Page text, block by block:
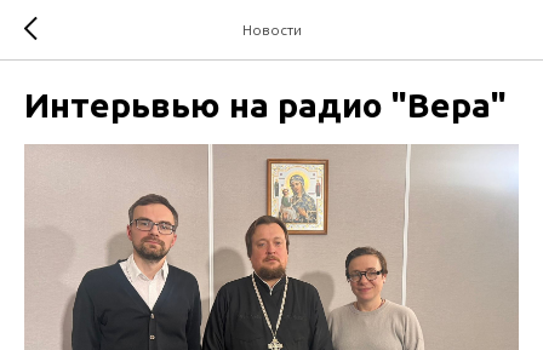
Новости
Интерьвью на радио "Вера"